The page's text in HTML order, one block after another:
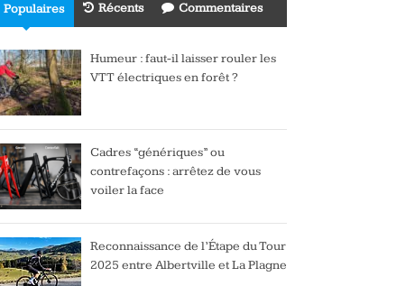
Populaires Récents Commentaires
Humeur : faut-il laisser rouler les
VTT électriques en forêt ?
Cadres “génériques” ou
contrefaçons : arrêtez de vous
voiler la face
Reconnaissance de l’Étape du Tour
2025 entre Albertville et La Plagne